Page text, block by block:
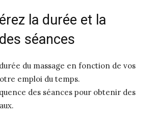
la durée et la
séances
du massage en fonction de vos
emploi du temps.
des séances pour obtenir des